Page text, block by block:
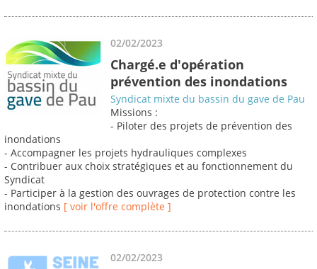
02/02/2023
Chargé.e d'opération
prévention des inondations
Syndicat mixte du bassin du gave de Pau
Missions :
- Piloter des projets de prévention des
inondations
- Accompagner les projets hydrauliques complexes
- Contribuer aux choix stratégiques et au fonctionnement du
Syndicat
- Participer à la gestion des ouvrages de protection contre les
inondations [ voir l'offre complète ]
02/02/2023